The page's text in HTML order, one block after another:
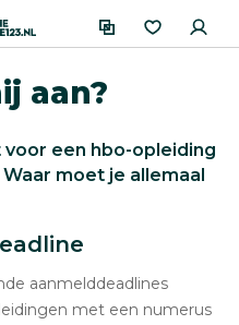
aan?
een hbo-opleiding
moet je allemaal
aanmelddeadlines
met een numerus